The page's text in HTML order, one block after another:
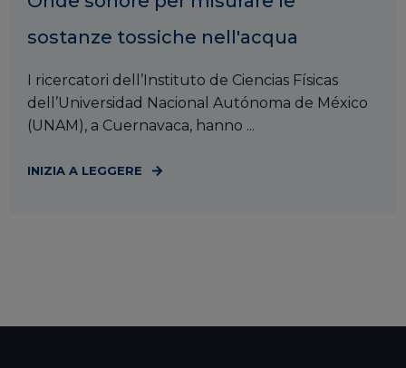
sostanze tossiche nell'acqua
I ricercatori dell’Instituto de Ciencias Físicas
dell’Universidad Nacional Autónoma de México
(UNAM), a Cuernavaca, hanno ...
INIZIA A LEGGERE